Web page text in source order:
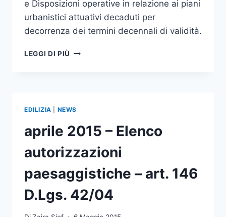
e Disposizioni operative in relazione ai piani
urbanistici attuativi decaduti per
decorrenza dei termini decennali di validità.
LEGGI DI PIÙ AGGIORNAMENTI
EDILIZIA NEWS
aprile 2015 – Elenco
autorizzazioni
paesaggistiche – art. 146
D.Lgs. 42/04